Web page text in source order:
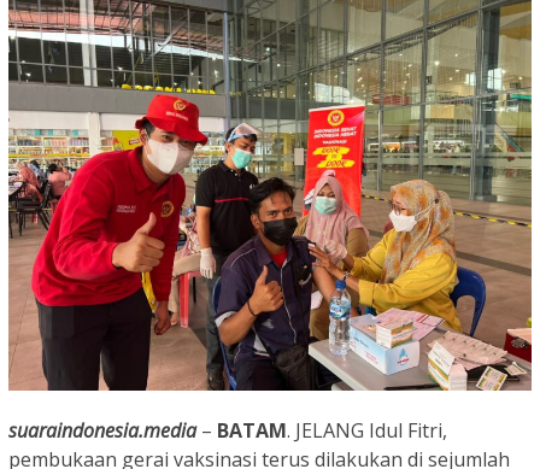
suaraindonesia.media– BATAM. JELANG Idul Fitri,
pembukaan gerai vaksinasi terus dilakukan di sejumlah